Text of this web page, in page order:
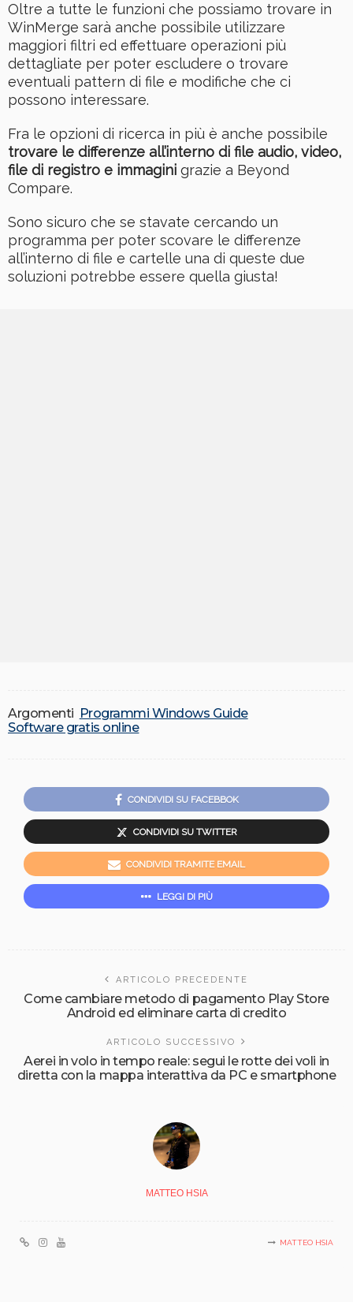
Oltre a tutte le funzioni che possiamo trovare in
WinMerge sarà anche possibile utilizzare
maggiori filtri ed effettuare operazioni più
dettagliate per poter escludere o trovare
eventuali pattern di file e modifiche che ci
possono interessare.
Fra le opzioni di ricerca in più è anche possibile
trovare le differenze all’interno di file audio, video,
file di registro e immagini grazie a Beyond
Compare.
Sono sicuro che se stavate cercando un
programma per poter scovare le differenze
all’interno di file e cartelle una di queste due
soluzioni potrebbe essere quella giusta!
Argomenti Programmi Windows Guide
Software gratis online
CONDIVIDI SU FACEBBOK
CONDIVIDI SU TWITTER
CONDIVIDI TRAMITE EMAIL
LEGGI DI PIÙ
ARTICOLO PRECEDENTE
Come cambiare metodo di pagamento Play Store
Android ed eliminare carta di credito
ARTICOLO SUCCESSIVO
Aerei in volo in tempo reale: segui le rotte dei voli in
diretta con la mappa interattiva da PC e smartphone
MATTEO HSIA
MATTEO HSIA